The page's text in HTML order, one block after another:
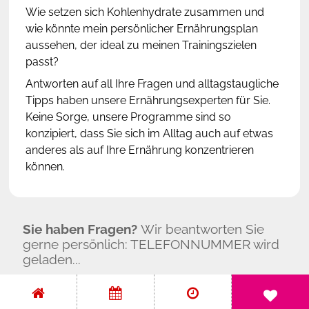
Partner & Kooperationen
Mediathek
Wie setzen sich Kohlenhydrate zusammen und
wie könnte mein persönlicher Ernährungsplan
aussehen, der ideal zu meinen Trainingszielen
passt?
Antworten auf all Ihre Fragen und alltagstaugliche
Tipps haben unsere Ernährungsexperten für Sie.
Keine Sorge, unsere Programme sind so
konzipiert, dass Sie sich im Alltag auch auf etwas
anderes als auf Ihre Ernährung konzentrieren
können.
Sie haben Fragen? Wir beantworten Sie
gerne persönlich: TELEFONNUMMER wird
geladen...